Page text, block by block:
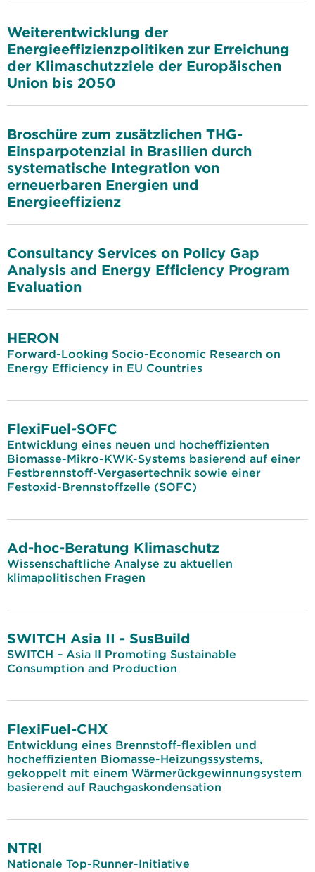
Weiterentwicklung der
Energieeffizienzpolitiken zur Erreichung
der Klimaschutzziele der Europäischen
Union bis 2050
Broschüre zum zusätzlichen THG-
Einsparpotenzial in Brasilien durch
systematische Integration von
erneuerbaren Energien und
Energieeffizienz
Consultancy Services on Policy Gap
Analysis and Energy Efficiency Program
Evaluation
HERON
Forward-Looking Socio-Economic Research on
Energy Efficiency in EU Countries
FlexiFuel-SOFC
Entwicklung eines neuen und hocheffizienten
Biomasse-Mikro-KWK-Systems basierend auf einer
Festbrennstoff-Vergasertechnik sowie einer
Festoxid-Brennstoffzelle (SOFC)
Ad-hoc-Beratung Klimaschutz
Wissenschaftliche Analyse zu aktuellen
klimapolitischen Fragen
SWITCH Asia II - SusBuild
SWITCH – Asia II Promoting Sustainable
Consumption and Production
FlexiFuel-CHX
Entwicklung eines Brennstoff-flexiblen und
hocheffizienten Biomasse-Heizungssystems,
gekoppelt mit einem Wärmerückgewinnungsystem
basierend auf Rauchgaskondensation
NTRI
Nationale Top-Runner-Initiative